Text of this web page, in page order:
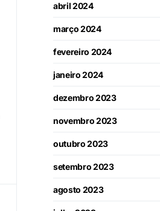
abril 2024
março 2024
fevereiro 2024
janeiro 2024
dezembro 2023
novembro 2023
outubro 2023
setembro 2023
agosto 2023